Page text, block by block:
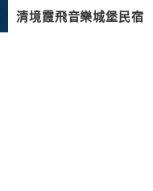
清境霞飛音樂城堡民宿